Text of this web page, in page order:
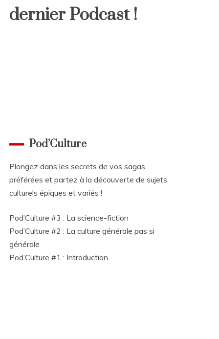
dernier Podcast !
Pod’Culture
Plongez dans les secrets de vos sagas
préférées et partez à la découverte de sujets
culturels épiques et variés !
Pod’Culture #3 : La science-fiction
Pod’Culture #2 : La culture générale pas si
générale
Pod’Culture #1 : Introduction